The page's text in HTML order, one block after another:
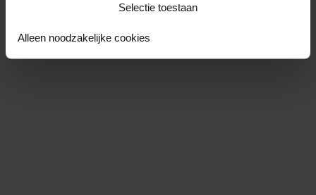
Selectie toestaan
Alleen noodzakelijke cookies